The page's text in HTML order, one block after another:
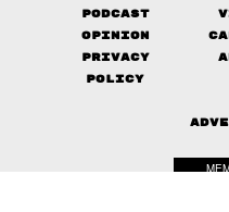
Podcast
Opinion
Privacy
Policy